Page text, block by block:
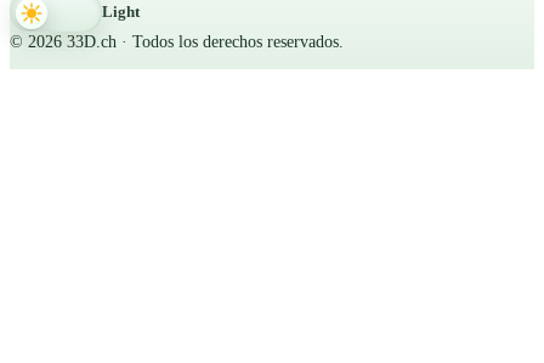
Light
© 2026 33D.ch · Todos los derechos reservados.